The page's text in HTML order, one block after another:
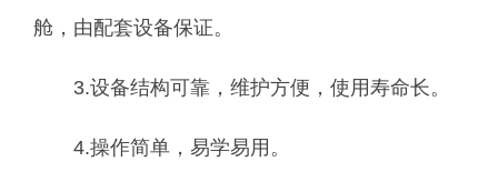
舱，由配套设备保证。
3.设备结构可靠，维护方便，使用寿命长。
4.操作简单，易学易用。